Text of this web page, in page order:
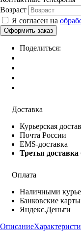
Возраст
Я согласен на
Поделиться:
Доставка
Курьерская
Почта России
EMS-доставка
Третья доставка
Оплата
Наличными
Банковские
Яндекс.Деньги
Описание